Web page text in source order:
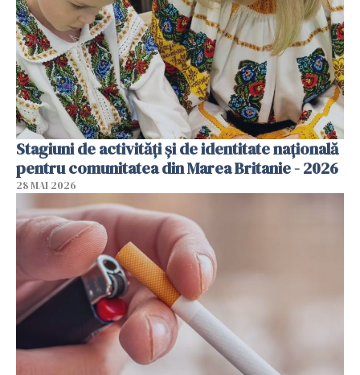
Stagiuni de activități și de identitate națională
pentru comunitatea din Marea Britanie - 2026
28 MAI 2026